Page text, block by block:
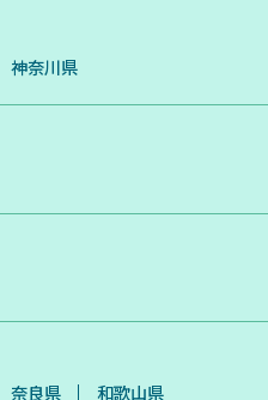
神奈川県
奈良県 和歌山県